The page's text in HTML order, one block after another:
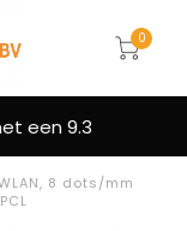
0
een 9.3
8 dots/mm